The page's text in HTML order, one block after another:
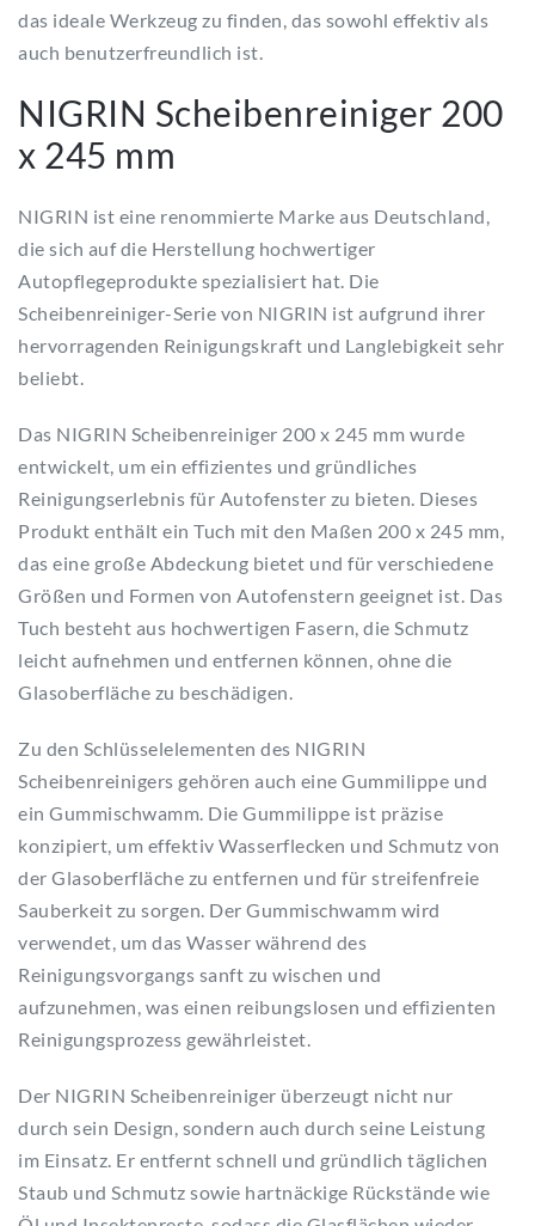
das ideale Werkzeug zu finden, das sowohl effektiv als
auch benutzerfreundlich ist.
NIGRIN Scheibenreiniger 200
x 245 mm
NIGRIN ist eine renommierte Marke aus Deutschland,
die sich auf die Herstellung hochwertiger
Autopflegeprodukte spezialisiert hat. Die
Scheibenreiniger-Serie von NIGRIN ist aufgrund ihrer
hervorragenden Reinigungskraft und Langlebigkeit sehr
beliebt.
Das NIGRIN Scheibenreiniger 200 x 245 mm wurde
entwickelt, um ein effizientes und gründliches
Reinigungserlebnis für Autofenster zu bieten. Dieses
Produkt enthält ein Tuch mit den Maßen 200 x 245 mm,
das eine große Abdeckung bietet und für verschiedene
Größen und Formen von Autofenstern geeignet ist. Das
Tuch besteht aus hochwertigen Fasern, die Schmutz
leicht aufnehmen und entfernen können, ohne die
Glasoberfläche zu beschädigen.
Zu den Schlüsselelementen des NIGRIN
Scheibenreinigers gehören auch eine Gummilippe und
ein Gummischwamm. Die Gummilippe ist präzise
konzipiert, um effektiv Wasserflecken und Schmutz von
der Glasoberfläche zu entfernen und für streifenfreie
Sauberkeit zu sorgen. Der Gummischwamm wird
verwendet, um das Wasser während des
Reinigungsvorgangs sanft zu wischen und
aufzunehmen, was einen reibungslosen und effizienten
Reinigungsprozess gewährleistet.
Der NIGRIN Scheibenreiniger überzeugt nicht nur
durch sein Design, sondern auch durch seine Leistung
im Einsatz. Er entfernt schnell und gründlich täglichen
Staub und Schmutz sowie hartnäckige Rückstände wie